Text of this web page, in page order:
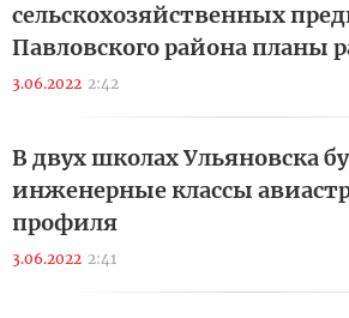
сельскохозяйственных
Павловского района планы
3.06.2022 2:42
В двух школах Ульяновска
инженерные классы
профиля
3.06.2022 2:41